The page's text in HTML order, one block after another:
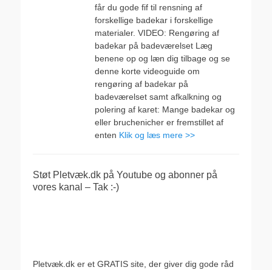
får du gode fif til rensning af
forskellige badekar i forskellige
materialer. VIDEO: Rengøring af
badekar på badeværelset Læg
benene op og læn dig tilbage og se
denne korte videoguide om
rengøring af badekar på
badeværelset samt afkalkning og
polering af karet: Mange badekar og
eller bruchenicher er fremstillet af
enten Klik og læs mere >>
Støt Pletvæk.dk på Youtube og abonner på
vores kanal – Tak :-)
Pletvæk.dk er et GRATIS site, der giver dig gode råd